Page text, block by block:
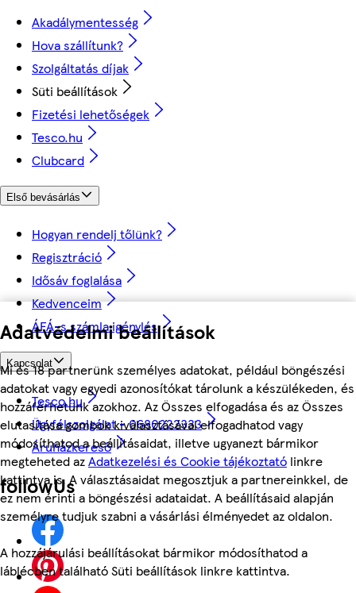
Adatvédelmi beállítások
Mi és 18 partnerünk személyes adatokat, például böngészési
adatokat vagy egyedi azonosítókat tárolunk a készülékeden, és
hozzáférhetünk azokhoz. Az Összes elfogadása és az Összes
elutasítása gombok kiválasztásával elfogadhatod vagy
módosíthatod a beállításaidat, illetve ugyanezt bármikor
megteheted azAdatkezelési és Cookie tájékoztató linkre
kattintva is. A választásaidat megosztjuk a partnereinkkel, de
ez nem érinti a böngészési adataidat. A beállításaid alapján
személyre tudjuk szabni a vásárlási élményedet az oldalon.
A hozzájárulási beállításokat bármikor módosíthatod a
láblécben található Süti beállítások linkre kattintva.
Akadálymentesség
Hova szállítunk?
Szolgáltatás díjak
Süti beállítások
Fizetési lehetőségek
Tesco.hu
Clubcard
Első bevásárlás
Hogyan rendelj tőlünk?
Regisztráció
Idősáv foglalása
Kedvenceim
ÁFÁ-s számla igénylés
Kapcsolat
Tesco.hu
Ügyfélszolgálat - 0680222333
Áruházkereső
followUs